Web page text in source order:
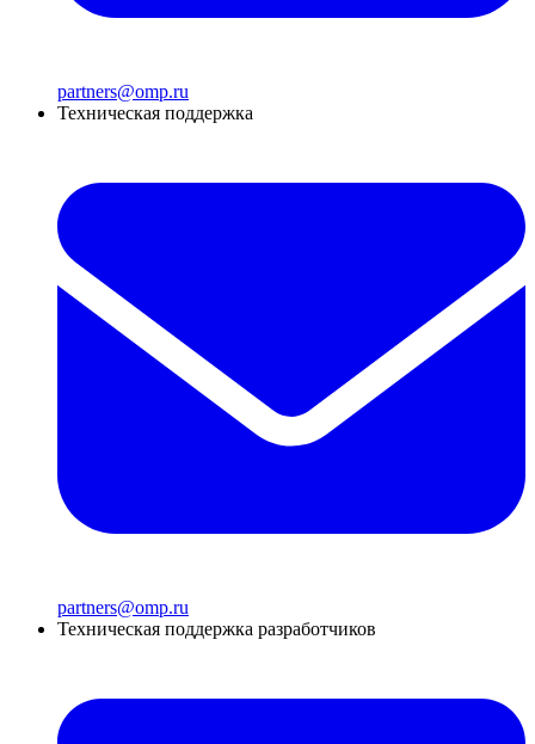
partners@omp.ru
Техническая поддержка
partners@omp.ru
Техническая поддержка разработчиков